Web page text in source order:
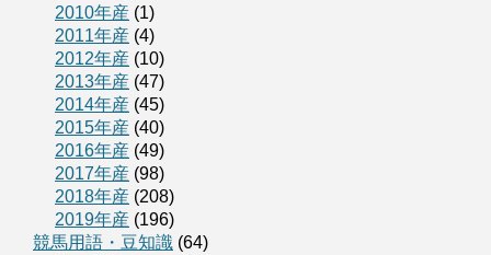
2010年産 (1)
2011年産 (4)
2012年産 (10)
2013年産 (47)
2014年産 (45)
2015年産 (40)
2016年産 (49)
2017年産 (98)
2018年産 (208)
2019年産 (196)
競馬用語・豆知識 (64)